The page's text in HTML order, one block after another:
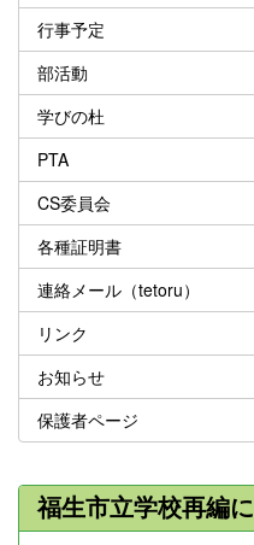
行事予定
部活動
学びの杜
PTA
CS委員会
各種証明書
連絡メール（tetoru）
リンク
お知らせ
保護者ページ
福生市立学校再編